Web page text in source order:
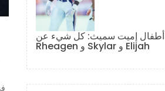
أطفال إميت سميث: كل شيء عن Emmitt و
Rheagen و Skylar و Elijah